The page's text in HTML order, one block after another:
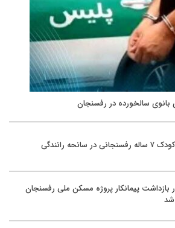
بانوی سالخورده در رفسنجان
در سانحه رانندگی
بازداشت پیمانکار پروژه مسکن ملی رفسنجان
شد